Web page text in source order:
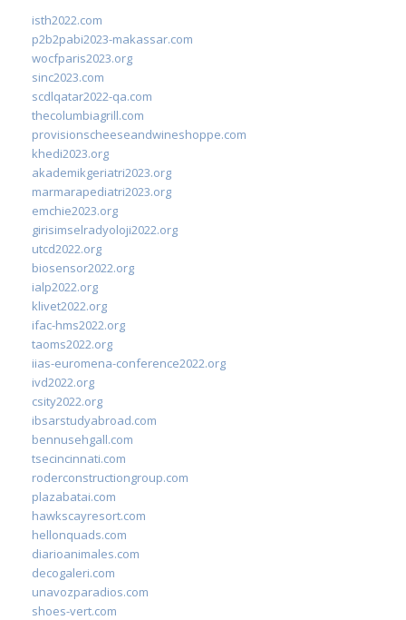
isth2022.com
p2b2pabi2023-makassar.com
wocfparis2023.org
sinc2023.com
scdlqatar2022-qa.com
thecolumbiagrill.com
provisionscheeseandwineshoppe.com
khedi2023.org
akademikgeriatri2023.org
marmarapediatri2023.org
emchie2023.org
girisimselradyoloji2022.org
utcd2022.org
biosensor2022.org
ialp2022.org
klivet2022.org
ifac-hms2022.org
taoms2022.org
iias-euromena-conference2022.org
ivd2022.org
csity2022.org
ibsarstudyabroad.com
bennusehgall.com
tsecincinnati.com
roderconstructiongroup.com
plazabatai.com
hawkscayresort.com
hellonquads.com
diarioanimales.com
decogaleri.com
unavozparadios.com
shoes-vert.com